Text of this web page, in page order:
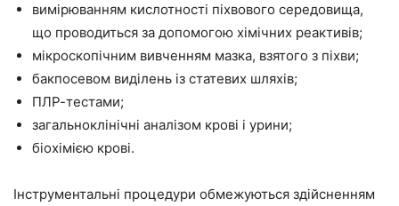
вимірюванням кислотності піхвового середовища,
що проводиться за допомогою хімічних реактивів;
мікроскопічним вивченням мазка, взятого з піхви;
бакпосевом виділень із статевих шляхів;
ПЛР-тестами;
загальноклінічні аналізом крові і урини;
біохімією крові.
Інструментальні процедури обмежуються здійсненням